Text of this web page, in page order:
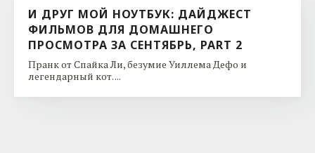
И ДРУГ МОЙ НОУТБУК: ДАЙДЖЕСТ
ФИЛЬМОВ ДЛЯ ДОМАШНЕГО
ПРОСМОТРА ЗА СЕНТЯБРЬ, PART 2
Пранк от Спайка Ли, безумие Уиллема Дефо и
легендарный кот. ...